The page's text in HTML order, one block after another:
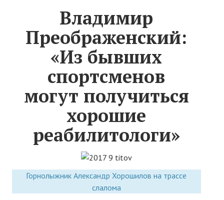
Презентация новых книг
Редакционный совет
Нам пишут
Политика обработки персональных данных
Согласие на обработку персональных данных
№ 10
Владимир
Преображенский:
«Из бывших
спортсменов
могут получиться
хорошие
реабилитологи»
Горнолыжник Александр Хорошилов на трассе
слалома